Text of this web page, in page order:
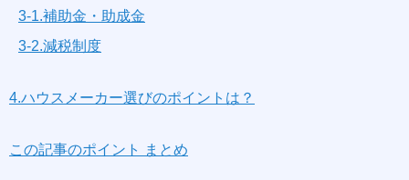
3-1.補助金・助成金
3-2.減税制度
4.ハウスメーカー選びのポイントは？
この記事のポイント まとめ